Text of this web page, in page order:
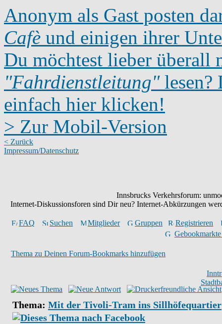
Anonym als Gast posten
Cafè und einigen ihrer
Du möchtest lieber überall
"Fahrdienstleitung"lesen?
einfach hier klicken!
> Zur Mobil-Version
< Zurück
Impressum/Datenschutz
Innsbrucks Verkehrsforum:
Internet-Diskussionsforen sind Dir neu? Internet-Abkürzungen
FAQ Suchen Mitglieder Gruppen
Registrieren
Thema zu Deinen Forum-Bookmarks hinzufügen
Thema: Mit der Tivoli-Tram ins Sillhöfequartier